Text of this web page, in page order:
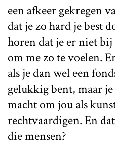
een afkeer gekregen
dat je zo hard je best
horen dat je er niet
om me zo te voelen.
als je dan wel een
gelukkig bent, maar
macht om jou als
rechtvaardigen. En
die mensen?